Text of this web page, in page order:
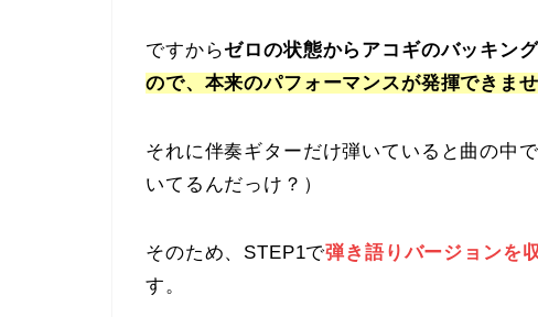
ですからゼロの状態からアコギのバッキン
ので、本来のパフォーマンスが発揮できませ
それに伴奏ギターだけ弾いていると曲の中
いてるんだっけ？）
そのため、STEP1で弾き語りバージョンを
す。